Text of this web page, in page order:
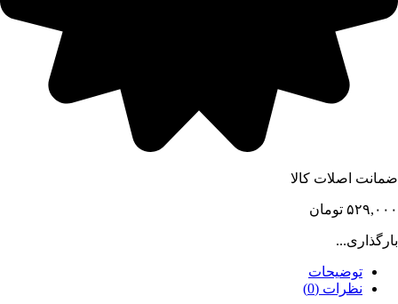
ضمانت اصلات کالا
۵۲۹,۰۰۰ تومان
بارگذاری...
توضیحات
نظرات (0)